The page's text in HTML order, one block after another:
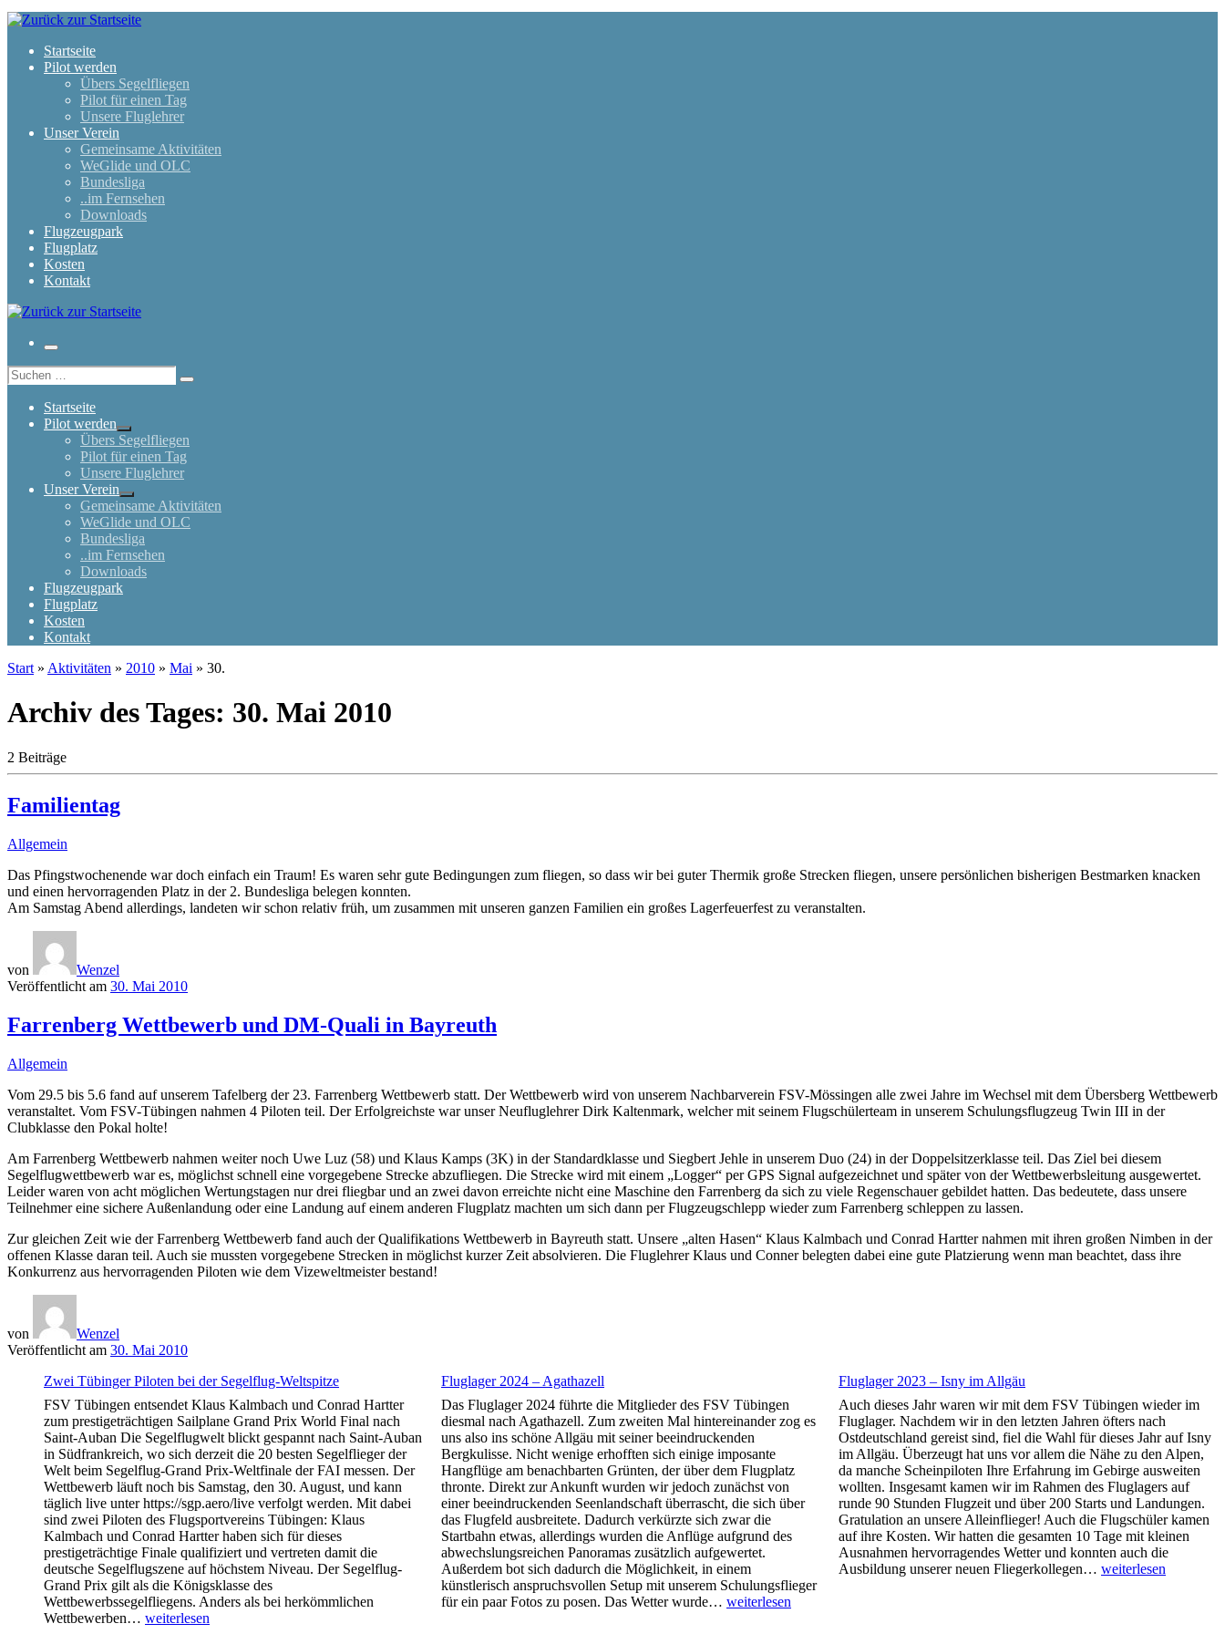
Zum
Inhalt
springenStartseite
Pilot werden
Übers Segelfliegen
Pilot für einen Tag
Unsere Fluglehrer
Unser Verein
Gemeinsame Aktivitäten
WeGlide und OLC
Bundesliga
..im Fernsehen
Downloads
Flugzeugpark
Flugplatz
Kosten
Kontakt
Menü
Suche
Suchen …
Startseite
Pilot werden
Übers Segelfliegen
Pilot für einen Tag
Unsere Fluglehrer
Unser Verein
Gemeinsame Aktivitäten
WeGlide und OLC
Bundesliga
..im Fernsehen
Downloads
Flugzeugpark
Flugplatz
Kosten
Kontakt
Start » Aktivitäten » 2010 » Mai » 30.
Archiv des Tages: 30. Mai 2010
2 Beiträge
Familientag
Allgemein
Das Pfingstwochenende war doch einfach ein Traum! Es waren sehr gute Bedingungen zum fliegen, so dass wir bei guter Thermik große Strecken fliegen, unsere persönlichen bisherigen Bestmarken knacken
und einen hervorragenden Platz in der 2. Bundesliga belegen konnten.
Am Samstag Abend allerdings, landeten wir schon relativ früh, um zusammen mit unseren ganzen Familien ein großes Lagerfeuerfest zu veranstalten.
von
Wenzel
Veröffentlicht am 30. Mai 2010
Farrenberg Wettbewerb und DM-Quali in Bayreuth
Allgemein
Vom 29.5 bis 5.6 fand auf unserem Tafelberg der 23. Farrenberg Wettbewerb statt. Der Wettbewerb wird von unserem Nachbarverein FSV-Mössingen alle zwei Jahre im Wechsel mit dem Übersberg Wettbewerb
veranstaltet. Vom FSV-Tübingen nahmen 4 Piloten teil. Der Erfolgreichste war unser Neufluglehrer Dirk Kaltenmark, welcher mit seinem Flugschülerteam in unserem Schulungsflugzeug Twin III in der
Clubklasse den Pokal holte!
Am Farrenberg Wettbewerb nahmen weiter noch Uwe Luz (58) und Klaus Kamps (3K) in der Standardklasse und Siegbert Jehle in unserem Duo (24) in der Doppelsitzerklasse teil. Das Ziel bei diesem
Segelflugwettbewerb war es, möglichst schnell eine vorgegebene Strecke abzufliegen. Die Strecke wird mit einem „Logger“ per GPS Signal aufgezeichnet und später von der Wettbewerbsleitung ausgewertet.
Leider waren von acht möglichen Wertungstagen nur drei fliegbar und an zwei davon erreichte nicht eine Maschine den Farrenberg da sich zu viele Regenschauer gebildet hatten. Das bedeutete, dass unsere
Teilnehmer eine sichere Außenlandung oder eine Landung auf einem anderen Flugplatz machten um sich dann per Flugzeugschlepp wieder zum Farrenberg schleppen zu lassen.
Zur gleichen Zeit wie der Farrenberg Wettbewerb fand auch der Qualifikations Wettbewerb in Bayreuth statt. Unsere „alten Hasen“ Klaus Kalmbach und Conrad Hartter nahmen mit ihren großen Nimben in der
offenen Klasse daran teil. Auch sie mussten vorgegebene Strecken in möglichst kurzer Zeit absolvieren. Die Fluglehrer Klaus und Conner belegten dabei eine gute Platzierung wenn man beachtet, dass ihre
Konkurrenz aus hervorragenden Piloten wie dem Vizeweltmeister bestand!
von
Wenzel
Veröffentlicht am 30. Mai 2010
Zwei Tübinger Piloten bei der Segelflug-Weltspitze
FSV Tübingen entsendet Klaus Kalmbach und Conrad Hartter
zum prestigeträchtigen Sailplane Grand Prix World Final nach
Saint-Auban Die Segelflugwelt blickt gespannt nach Saint-Auban
in Südfrankreich, wo sich derzeit die 20 besten Segelflieger der
Welt beim Segelflug-Grand Prix-Weltfinale der FAI messen. Der
Wettbewerb läuft noch bis Samstag, den 30. August, und kann
täglich live unter https://sgp.aero/live verfolgt werden. Mit dabei
sind zwei Piloten des Flugsportvereins Tübingen: Klaus
Kalmbach und Conrad Hartter haben sich für dieses
prestigeträchtige Finale qualifiziert und vertreten damit die
deutsche Segelflugszene auf höchstem Niveau. Der Segelflug-
Grand Prix gilt als die Königsklasse des
Wettbewerbssegelfliegens. Anders als bei herkömmlichen
Wettbewerben… Zwei
weiterlesen
Fluglager 2024 – Agathazell
Das Fluglager 2024 führte die Mitglieder des FSV Tübingen
diesmal nach Agathazell. Zum zweiten Mal hintereinander zog es
uns also ins schöne Allgäu mit seiner beeindruckenden
Bergkulisse. Nicht wenige erhofften sich einige imposante
Hangflüge am benachbarten Grünten, der über dem Flugplatz
thronte. Direkt zur Ankunft wurden wir jedoch zunächst von
einer beeindruckenden Seenlandschaft überrascht, die sich über
das Flugfeld ausbreitete. Dadurch verkürzte sich zwar die
Startbahn etwas, allerdings wurden die Anflüge aufgrund des
abwechslungsreichen Panoramas zusätzlich aufgewertet.
Außerdem bot sich dadurch die Möglichkeit, in einem
künstlerisch anspruchsvollen Setup mit unserem Schulungsflieger
für ein paar Fotos zu posen. Das Wetter wurde… Fluglager
weiterlesen
Fluglager 2023 – Isny im Allgäu
Auch dieses Jahr waren wir mit dem FSV Tübingen wieder im
Fluglager. Nachdem wir in den letzten Jahren öfters nach
Ostdeutschland gereist sind, fiel die Wahl für dieses Jahr auf Isny
im Allgäu. Überzeugt hat uns vor allem die Nähe zu den Alpen,
da manche Scheinpiloten Ihre Erfahrung im Gebirge ausweiten
wollten. Insgesamt kamen wir im Rahmen des Fluglagers auf
runde 90 Stunden Flugzeit und über 200 Starts und Landungen.
Gratulation an unsere Alleinflieger! Auch die Flugschüler kamen
auf ihre Kosten. Wir hatten die gesamten 10 Tage mit kleinen
Ausnahmen hervorragendes Wetter und konnten auch die
Ausbildung unserer neuen Fliegerkollegen… Fluglager
weiterlesen